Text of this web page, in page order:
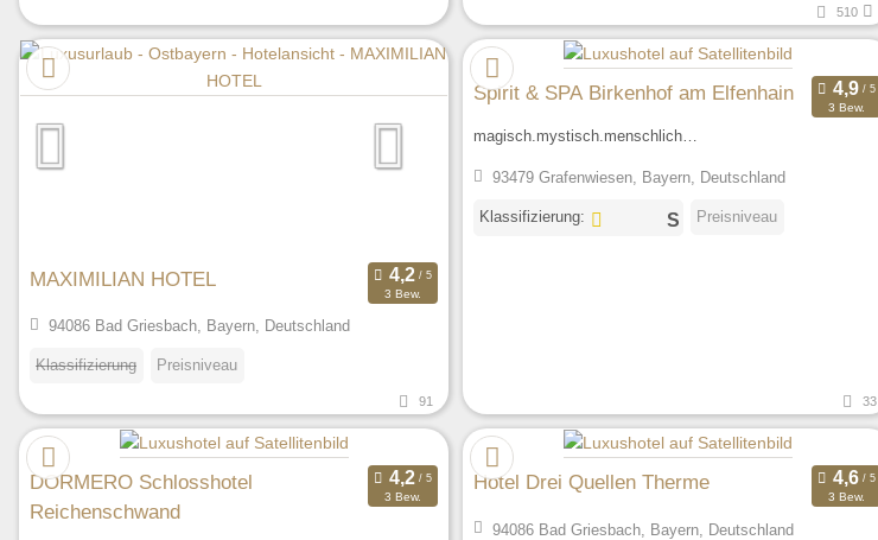
510
MAXIMILIAN HOTEL
3 Bew.
94086 Bad Griesbach, Bayern, Deutschland
Klassifizierung Preisniveau
91
Spirit & SPA Birkenhof am Elfenhain
3 Bew.
magisch.mystisch.menschlich…
93479 Grafenwiesen, Bayern, Deutschland
Klassifizierung: Preisniveau
33
DORMERO Schlosshotel
Reichenschwand
3 Bew.
Hotel Drei Quellen Therme
3 Bew.
94086 Bad Griesbach, Bayern, Deutschland